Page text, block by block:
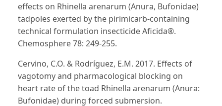
effects on Rhinella arenarum (Anura, Bufonidae)
tadpoles exerted by the pirimicarb-containing
technical formulation insecticide Aficida®.
Chemosphere 78: 249-255.
Cervino, C.O. & Rodríguez, E.M. 2017. Effects of
vagotomy and pharmacological blocking on
heart rate of the toad Rhinella arenarum (Anura:
Bufonidae) during forced submersion.